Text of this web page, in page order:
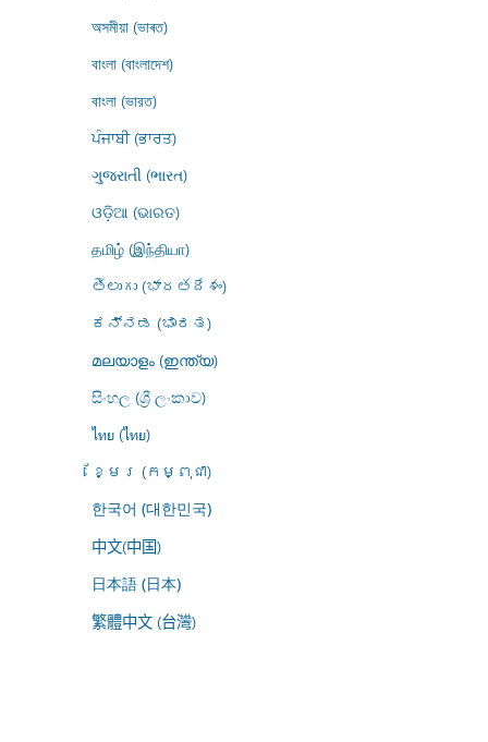
অসমীয়া (ভাৰত)
বাংলা (বাংলাদেশ)
বাংলা (ভারত)
ਪੰਜਾਬੀ (ਭਾਰਤ)
ગુજરાતી (ભારત)
ଓଡ଼ିଆ (ଭାରତ)
தமிழ் (இந்தியா)
తెలుగు (భారతదేశం)
ಕನ್ನಡ (ಭಾರತ)
മലയാളം (ഇന്ത്യ)
සිංහල (ශ්‍රී ලංකාව)
ไทย (ไทย)
ខ្មែរ (កម្ពុជា)
한국어 (대한민국)
中文(中国)
日本語 (日本)
繁體中文 (台灣)